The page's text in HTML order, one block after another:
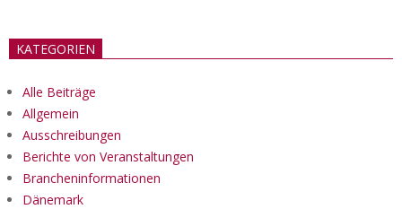
KATEGORIEN
Alle Beiträge
Allgemein
Ausschreibungen
Berichte von Veranstaltungen
Brancheninformationen
Dänemark